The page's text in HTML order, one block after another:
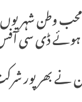
وطن
ڈی سی
نے بھرپور